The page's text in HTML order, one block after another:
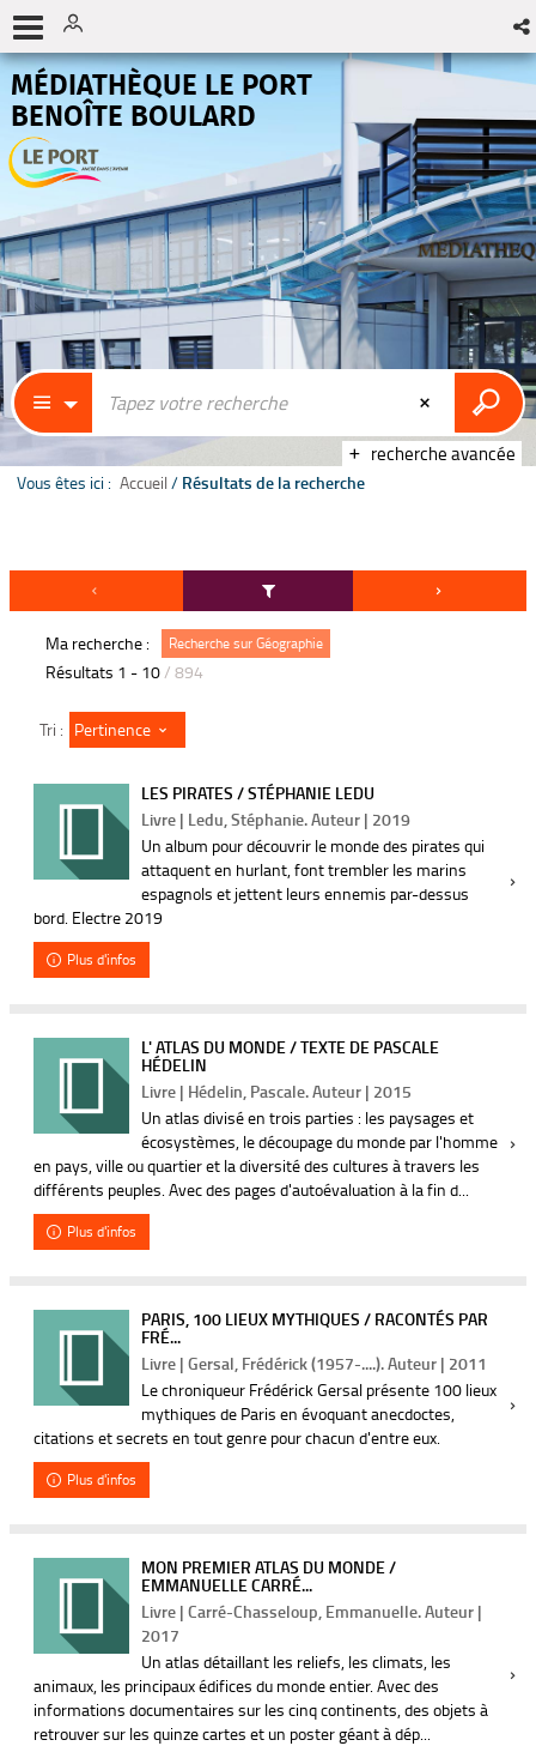
MÉDIATHÈQUE LE PORT
BENOÎTE BOULARD
recherche avancée
Vous êtes ici : Accueil / Résultats de la recherche
Ma recherche : Recherche sur Géographie
Résultats 1 - 10/ 894
Tri : Pertinence
LES PIRATES / STÉPHANIE LEDU
Livre | Ledu, Stéphanie. Auteur | 2019
Un album pour découvrir le monde des pirates qui
attaquent en hurlant, font trembler les marins
espagnols et jettent leurs ennemis par-dessus
bord. Electre 2019
Plus d'infos
L' ATLAS DU MONDE / TEXTE DE PASCALE
HÉDELIN
Livre | Hédelin, Pascale. Auteur | 2015
Un atlas divisé en trois parties : les paysages et
écosystèmes, le découpage du monde par l'homme
en pays, ville ou quartier et la diversité des cultures à travers les
différents peuples. Avec des pages d'autoévaluation à la fin d...
Plus d'infos
PARIS, 100 LIEUX MYTHIQUES / RACONTÉS PAR
FRÉ...
Livre | Gersal, Frédérick (1957-....). Auteur | 2011
Le chroniqueur Frédérick Gersal présente 100 lieux
mythiques de Paris en évoquant anecdoctes,
citations et secrets en tout genre pour chacun d'entre eux.
Plus d'infos
MON PREMIER ATLAS DU MONDE /
EMMANUELLE CARRÉ...
Livre | Carré-Chasseloup, Emmanuelle. Auteur |
2017
Un atlas détaillant les reliefs, les climats, les
animaux, les principaux édifices du monde entier. Avec des
informations documentaires sur les cinq continents, des objets à
retrouver sur les quinze cartes et un poster géant à dép...